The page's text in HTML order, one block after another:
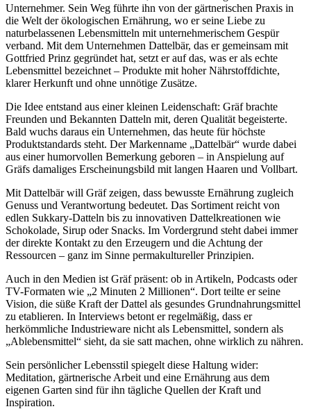
Unternehmer. Sein Weg führte ihn von der gärtnerischen Praxis in
die Welt der ökologischen Ernährung, wo er seine Liebe zu
naturbelassenen Lebensmitteln mit unternehmerischem Gespür
verband. Mit dem Unternehmen Dattelbär, das er gemeinsam mit
Gottfried Prinz gegründet hat, setzt er auf das, was er als echte
Lebensmittel bezeichnet – Produkte mit hoher Nährstoffdichte,
klarer Herkunft und ohne unnötige Zusätze.
Die Idee entstand aus einer kleinen Leidenschaft: Gräf brachte
Freunden und Bekannten Datteln mit, deren Qualität begeisterte.
Bald wuchs daraus ein Unternehmen, das heute für höchste
Produktstandards steht. Der Markenname „Dattelbär“ wurde dabei
aus einer humorvollen Bemerkung geboren – in Anspielung auf
Gräfs damaliges Erscheinungsbild mit langen Haaren und Vollbart.
Mit Dattelbär will Gräf zeigen, dass bewusste Ernährung zugleich
Genuss und Verantwortung bedeutet. Das Sortiment reicht von
edlen Sukkary-Datteln bis zu innovativen Dattelkreationen wie
Schokolade, Sirup oder Snacks. Im Vordergrund steht dabei immer
der direkte Kontakt zu den Erzeugern und die Achtung der
Ressourcen – ganz im Sinne permakultureller Prinzipien.
Auch in den Medien ist Gräf präsent: ob in Artikeln, Podcasts oder
TV-Formaten wie „2 Minuten 2 Millionen“. Dort teilte er seine
Vision, die süße Kraft der Dattel als gesundes Grundnahrungsmittel
zu etablieren. In Interviews betont er regelmäßig, dass er
herkömmliche Industrieware nicht als Lebensmittel, sondern als
„Ablebensmittel“ sieht, da sie satt machen, ohne wirklich zu nähren.
Sein persönlicher Lebensstil spiegelt diese Haltung wider:
Meditation, gärtnerische Arbeit und eine Ernährung aus dem
eigenen Garten sind für ihn tägliche Quellen der Kraft und
Inspiration.